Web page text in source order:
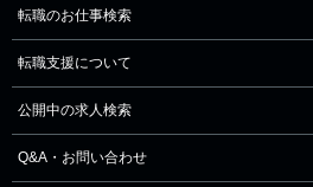
転職のお仕事検索
転職支援について
公開中の求人検索
Q&A・お問い合わせ